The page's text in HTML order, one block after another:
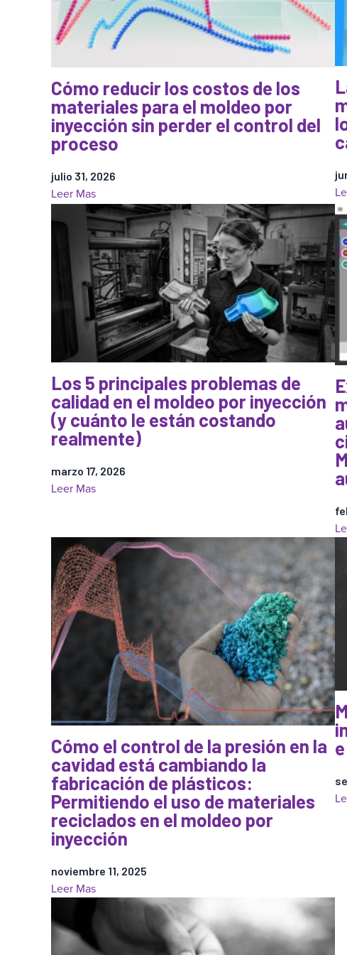
Cómo reducir los costos de los
materiales para el moldeo por
inyección sin perder el control del
proceso
julio 31, 2026
Leer Mas:
Cómo
reducir
los
costos
de
los
materiales
para
el
por
inyección
sin
perder
control
del
Los 5 principales problemas de
calidad en el moldeo por inyección
(y cuánto le están costando
realmente)
marzo 17, 2026
Leer Mas:
principales
problemas
de
calidad
en
moldeo
por
inyección
cuánto
están
costando
realmente)
Cómo el control de la presión en la
cavidad está cambiando la
fabricación de plásticos:
Permitiendo el uso de materiales
reciclados en el moldeo por
inyección
noviembre 11, 2025
Leer Mas:
Cómo
control